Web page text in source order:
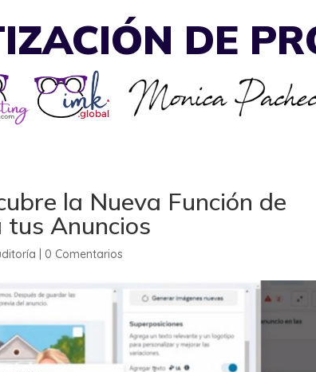
DE
la Nueva Función de
tus Anuncios
0 Comentarios